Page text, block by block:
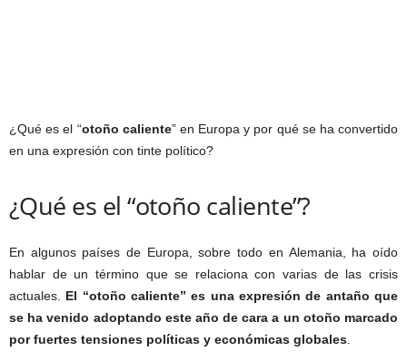
¿Qué es el “otoño caliente” en Europa y por qué se ha convertido
en una expresión con tinte político?
¿Qué es el “otoño caliente”?
En algunos países de Europa, sobre todo en Alemania, ha oído
hablar de un término que se relaciona con varias de las crisis
actuales.
El “otoño caliente” es una expresión de antaño que
se ha venido adoptando este año de cara a un otoño marcado
por fuertes tensiones políticas y económicas globales